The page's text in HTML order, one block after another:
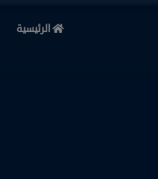
الرئيسية